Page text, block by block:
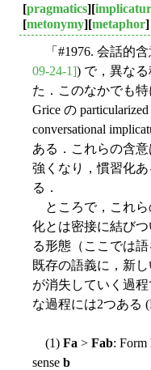
[pragmatics][
[metonymy][metaphor]
「#1976. 会話的
09-24-1]) で，異なる
た．このなかでも
Grice の
conversational
ある．これらの含
強くなり，慣習化
る．
ところで，これら
化とは密接に結び
る形態（ここでは
既存の語義に，新
が消失していく過
な過程には2つある
(1) Fa > Fab: Form
sense b